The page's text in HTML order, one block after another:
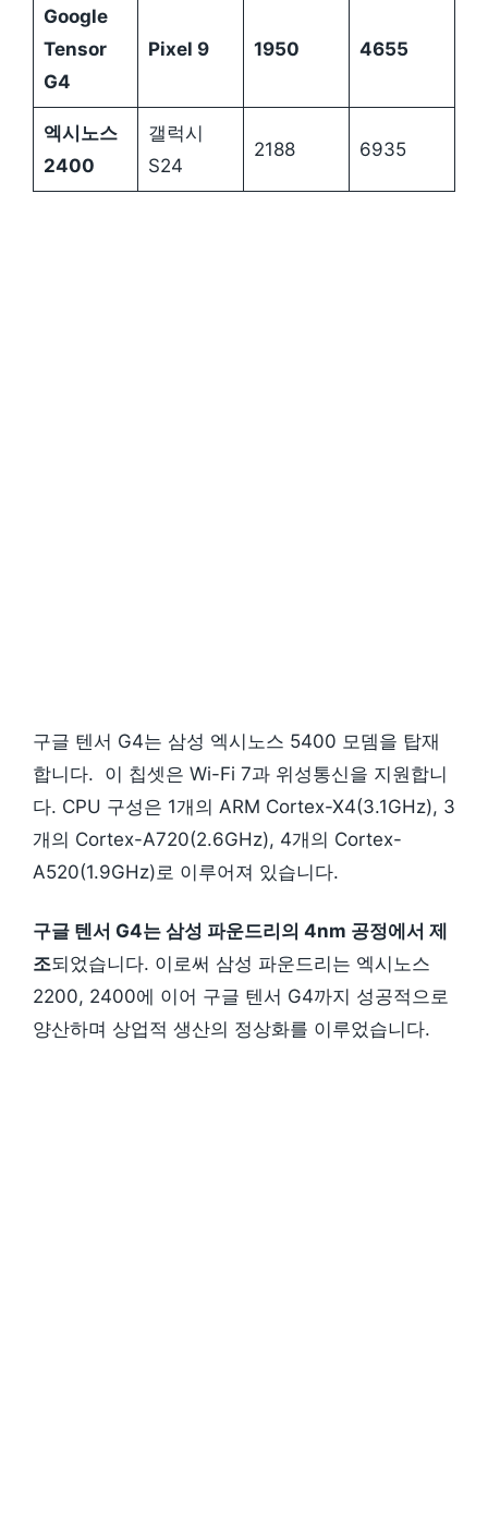
Google
Tensor
G4
Pixel 9 1950 4655
엑시노스
2400
갤럭시
S24
2188 6935
구글 텐서 G4는 삼성 엑시노스 5400 모뎀을 탑재
합니다. 이 칩셋은 Wi-Fi 7과 위성통신을 지원합니
다. CPU 구성은 1개의 ARM Cortex-X4(3.1GHz), 3
개의 Cortex-A720(2.6GHz), 4개의 Cortex-
A520(1.9GHz)로 이루어져 있습니다.
구글 텐서 G4는 삼성 파운드리의 4nm 공정에서 제
조되었습니다. 이로써 삼성 파운드리는 엑시노스
2200, 2400에 이어 구글 텐서 G4까지 성공적으로
양산하며 상업적 생산의 정상화를 이루었습니다.